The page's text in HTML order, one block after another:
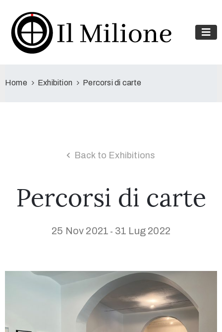
Home Exhibition Percorsi di carte
Back to Exhibitions
Percorsi di carte
25 Nov 2021 - 31 Lug 2022